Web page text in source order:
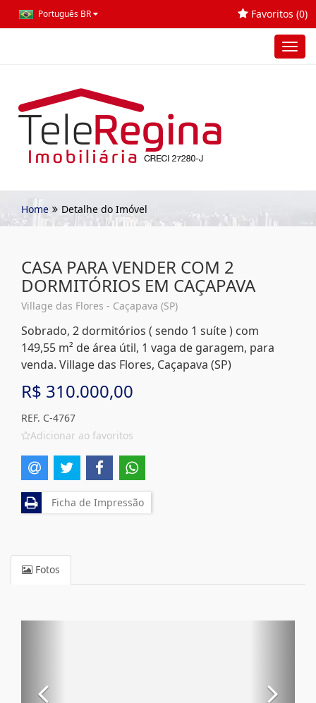
Português BR Favoritos (0)
Home Detalhe do Imóvel
CASA PARA VENDER COM 2
DORMITÓRIOS EM CAÇAPAVA
Village das Flores - Caçapava (SP)
Sobrado, 2 dormitórios ( sendo 1 suíte ) com
149,55 m² de área útil, 1 vaga de garagem, para
venda. Village das Flores, Caçapava (SP)
R$ 310.000,00
REF. C-4767
Adicionar ao favoritos
Ficha de Impressão
Fotos